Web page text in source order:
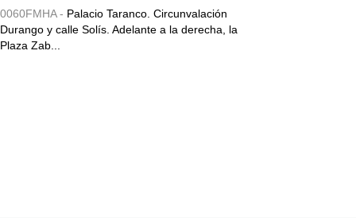
0060FMHA - Palacio Taranco. Circunvalación
Durango y calle Solís. Adelante a la derecha, la
Plaza Zab...